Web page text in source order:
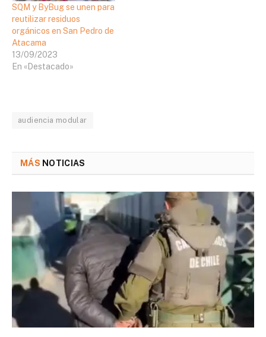
SQM y ByBug se unen para
reutilizar residuos
orgánicos en San Pedro de
Atacama
13/09/2023
En «Destacado»
audiencia modular
MÁS NOTICIAS